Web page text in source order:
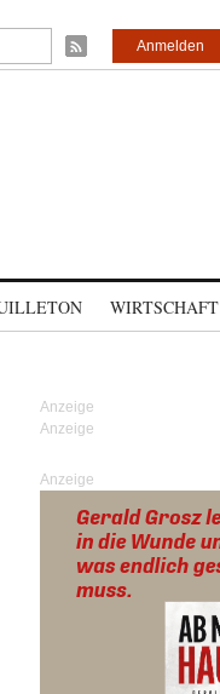
Anmelden
WIRTSCHAFT
Anzeige